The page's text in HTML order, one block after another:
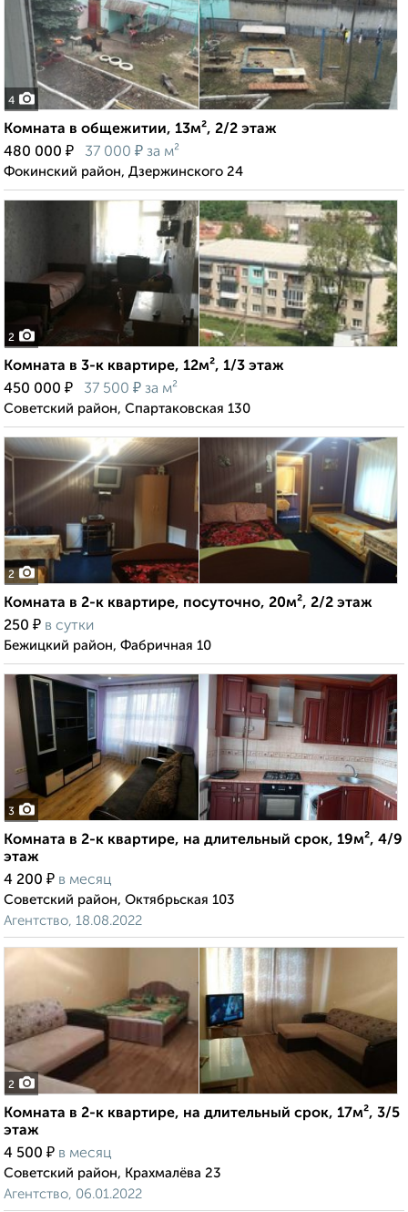
4
Комната в общежитии, 13м², 2/2 этаж
480 000 ₽ 37 000 ₽ за м²
Фокинский район, Дзержинского 24
2
Комната в 3-к квартире, 12м², 1/3 этаж
450 000 ₽ 37 500 ₽ за м²
Советский район, Спартаковская 130
2
Комната в 2-к квартире, посуточно, 20м², 2/2 этаж
250 ₽ в сутки
Бежицкий район, Фабричная 10
3
Комната в 2-к квартире, на длительный срок, 19м², 4/9
этаж
4 200 ₽ в месяц
Советский район, Октябрьская 103
Агентство, 18.08.2022
2
Комната в 2-к квартире, на длительный срок, 17м², 3/5
этаж
4 500 ₽ в месяц
Советский район, Крахмалёва 23
Агентство, 06.01.2022